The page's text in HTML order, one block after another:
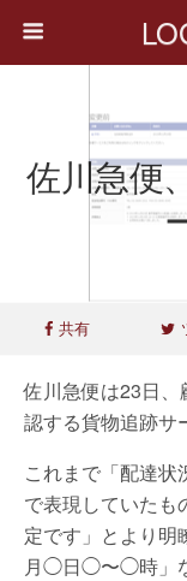
佐川急便
共有
佐川急便は23日
認する貨物追跡サ
これまで「配達
で表現していた
定です」とより
月◯日◯〜◯時」